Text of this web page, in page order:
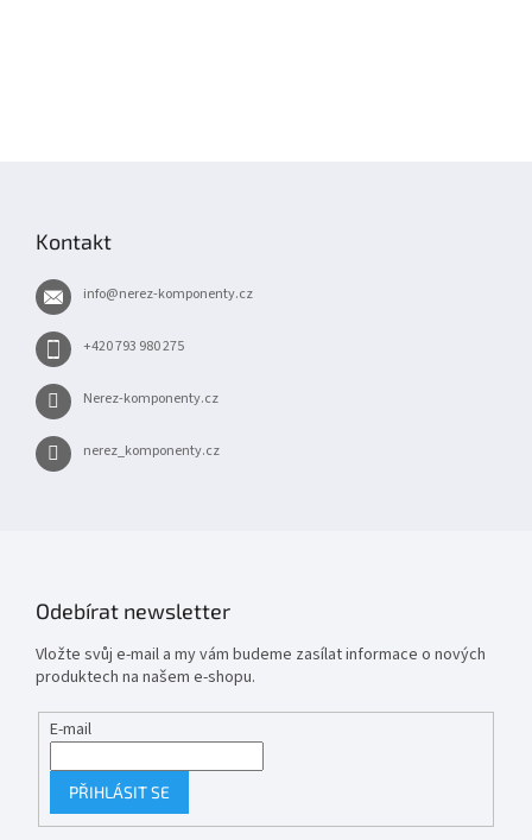
Kontakt
info@nerez-komponenty.cz
+420 793 980 275
Nerez-komponenty.cz
nerez_komponenty.cz
Odebírat newsletter
Vložte svůj e-mail a my vám budeme zasílat informace o nových
produktech na našem e-shopu.
E-mail
PŘIHLÁSIT SE